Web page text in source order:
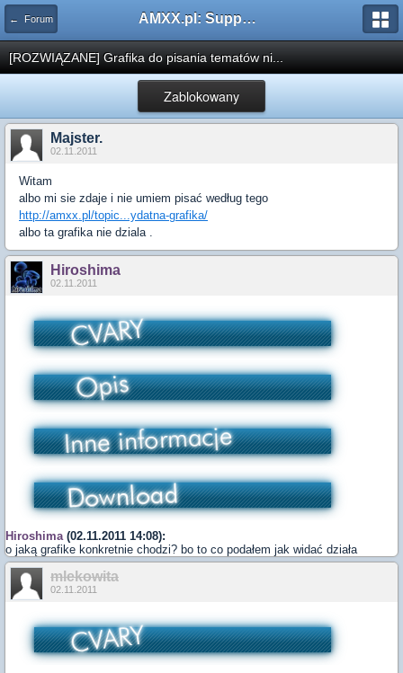
← Forum AMXX.pl: Support AMX Mod X i SourceMod
[ROZWIĄZANE] Grafika do pisania tematów ni...
Zablokowany
Majster.
02.11.2011
Witam
albo mi sie zdaje i nie umiem pisać według tego
http://amxx.pl/topic...ydatna-grafika/
albo ta grafika nie dziala .
Hiroshima
02.11.2011
Hiroshima(02.11.2011 14:08):
o jaką grafike konkretnie chodzi? bo to co podałem jak widać działa
mlekowita
02.11.2011